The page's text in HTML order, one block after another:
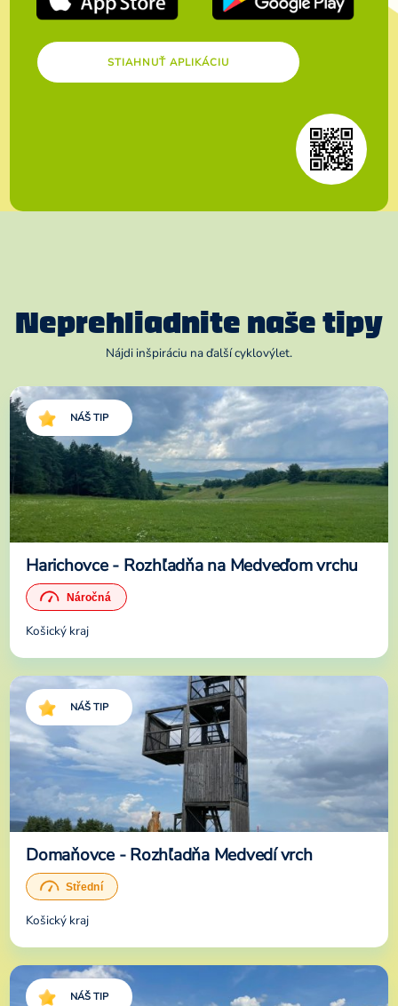
STIAHNUŤ APLIKÁCIU
Neprehliadnite naše tipy
Nájdi inšpiráciu na ďalší cyklovýlet.
NÁŠ TIP
Harichovce - Rozhľadňa na Medveďom vrchu
Košický kraj
NÁŠ TIP
Domaňovce - Rozhľadňa Medvedí vrch
Košický kraj
NÁŠ TIP